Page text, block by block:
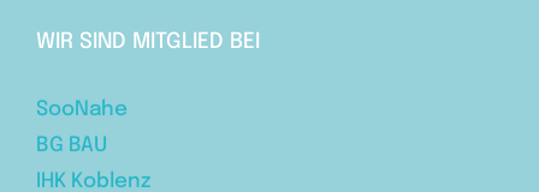
WIR SIND MITGLIED BEI
SooNahe
BG BAU
IHK Koblenz